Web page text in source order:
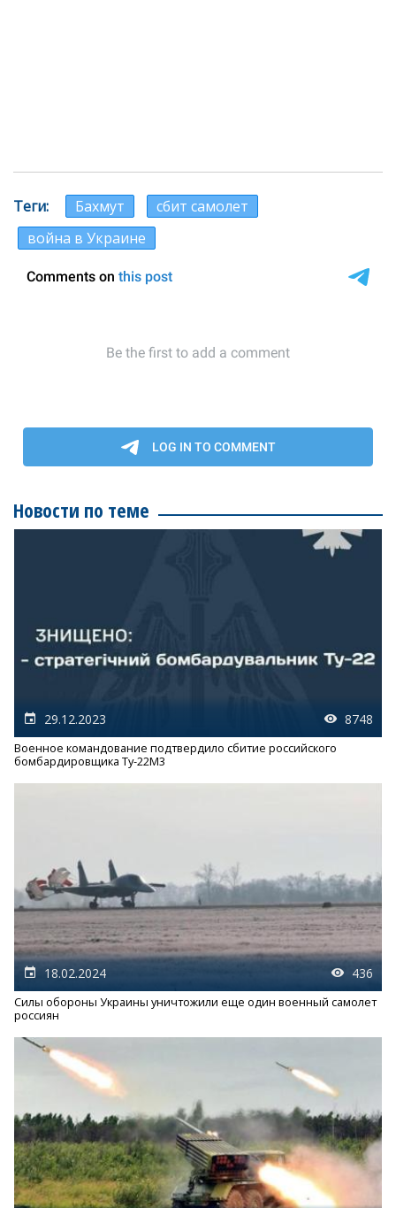
Теги Бахмут
сбит самолет
война в Украине
Новости по теме
29.12.2023 8748
Военное командование подтвердило сбитие российского
бомбардировщика Ту-22М3
18.02.2024 436
Силы обороны Украины уничтожили еще один военный самолет
россиян